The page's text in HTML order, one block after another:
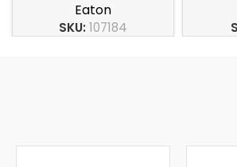
Eaton
SKU:107184